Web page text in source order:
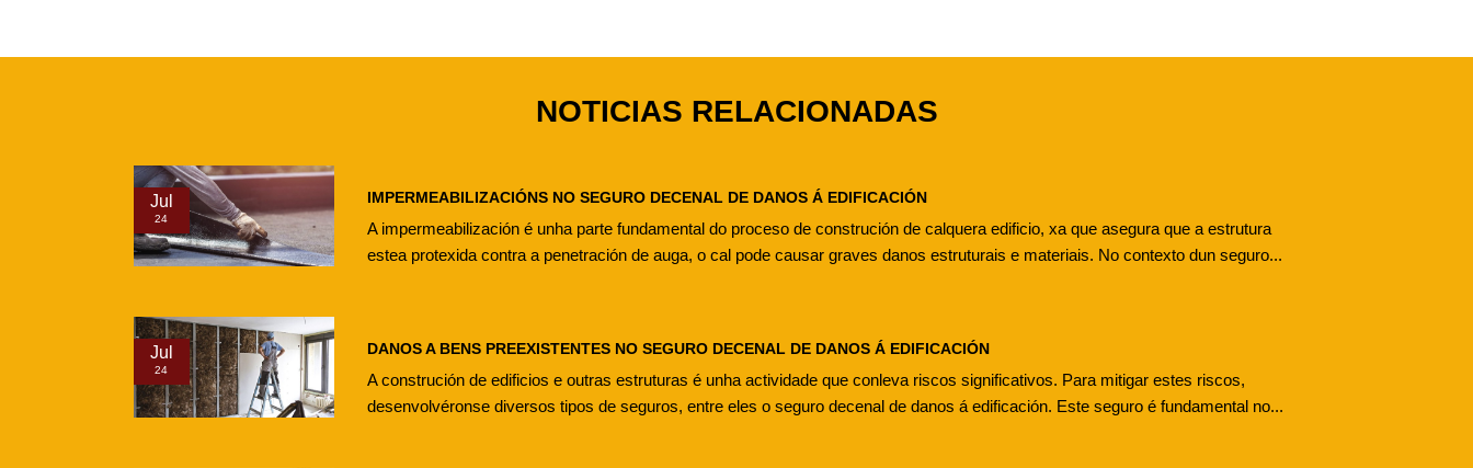
NOTICIAS RELACIONADAS
Jul
24
IMPERMEABILIZACIÓNS NO SEGURO DECENAL DE DANOS Á EDIFICACIÓN
A impermeabilización é unha parte fundamental do proceso de construción de calquera edificio, xa que asegura que a estrutura
estea protexida contra a penetración de auga, o cal pode causar graves danos estruturais e materiais. No contexto dun seguro...
Jul
24
DANOS A BENS PREEXISTENTES NO SEGURO DECENAL DE DANOS Á EDIFICACIÓN
A construción de edificios e outras estruturas é unha actividade que conleva riscos significativos. Para mitigar estes riscos,
desenvolvéronse diversos tipos de seguros, entre eles o seguro decenal de danos á edificación. Este seguro é fundamental no...